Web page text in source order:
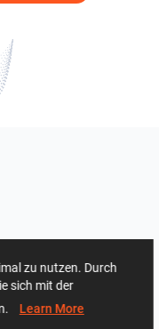
zu nutzen. Durch
sich mit der
Learn More